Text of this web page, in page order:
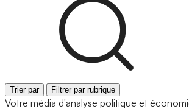
Trier par Filtrer par rubrique
Votre média d'analyse politique et